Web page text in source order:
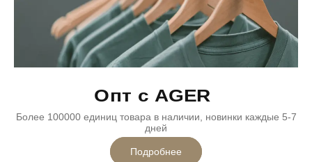
Опт с AGER
Более 100000 единиц товара в наличии, новинки каждые 5-7
дней
Подробнее